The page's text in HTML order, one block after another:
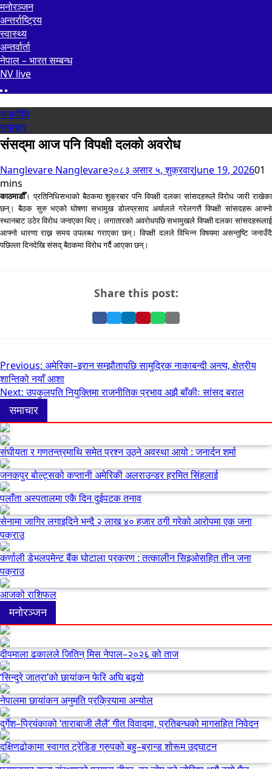
मनोरञ्जन
अन्तर्राष्ट्रिय
स्वास्थ्य
अन्तर्वार्ता
नेपाल – भारत सम्बन्ध
NV live
राजनीति
समाचार
संसद्‌मा आज पनि विपक्षी दलको अवरोध
Nanglevare Nanglevare२०८३ असार ५, शुक्रवारJune 19, 202601
mins
काठमाडौँ। प्रतिनिधिसभाको बैठकमा शुक्रबार पनि विपक्षी दलका सांसदहरूले विरोध जारी राखेका
छन्। बैठक सुरु भएको घोषणा सभामुख डोलप्रसाद अर्यालले गरेलगत्तै विपक्षी सांसदहरू आफ्नो
स्थानबाट उठेर विरोध जनाएका थिए। लगातारको अवरोधपछि सभामुखले विपक्षी दलका सांसदहरूलाई
आफ्नो धारणा राख्न समय उपलब्ध गराएका छन्। विपक्षी दलले विभिन्न विषयमा असन्तुष्टि जनाउँदै
पछिल्ला दिनदेखि संसद् बैठकमा विरोध गर्दै आएका छन्।
Share this post:
Share
Share
Share
Pin
Pinterest
ShareShare
Post
navigation
Previous: अमेरिका–इरान सम्झौतापछि सामुद्रिक नाकाबन्दी अन्त्य, क्षेत्रीय
शान्तिको नयाँ आशा
Next:उपकुलपति नियुक्तिमा राजनीतिक प्रभाव अझै बाँकीः सांसद बराल
समाचार
संघीयता र गणतन्त्रमाथि समेत प्रश्न उठ्ने अवस्था आयो : जनार्दन शर्मा
जनकपुर बोल्ट्सको कप्तानी अमेरिकी अलराउन्डर हरमित सिंहलाई
पलाँता अस्पतालमा एकै दिन दुईपटक तनाव
सेनामा जागिर लगाइदिने भन्दै २ लाख ४० हजार ठगी गरेको आरोपमा एक जना
पक्राउ
कर्णाली डेभलपमेन्ट बैंक घोटाला प्रकरण : तत्कालीन सिइओसहित तीन जना
पक्राउ
आजको राशिफल
मनोरञ्जन
दीपमाला ढकालले जितिन् मिस नेपाल–२०२६ को ताज
‘सिन्दुरे जात्रा’को छायांकन फेरि अघि बढ्यो
नेपालमा छायांकन अनुमति प्रक्रियामा अन्योल
दुर्गेश–प्रियंकाको ‘ताराबाजी लैलै’ गीत विवादमा, प्रतिबन्धको मागसहित निवेदन
दक्षिणढोकामा स्वागत ट्रेडिङ ग्रुपको बहु–ब्रान्ड शोरूम उद्घाटन